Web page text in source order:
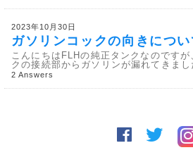
2023年10月30日
ガソリンコックの向きについ
こんにちはFLHの純正タンクなのです
クの接続部からガソリンが漏れてきまし
2 Answers